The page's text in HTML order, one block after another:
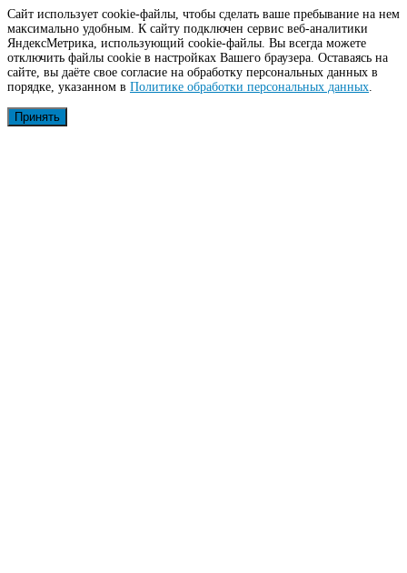
Сайт использует cookie-файлы, чтобы сделать ваше пребывание на нем
максимально удобным. К cайту подключен сервис веб-аналитики
ЯндексМетрика, использующий cookie-файлы. Вы всегда можете
отключить файлы cookie в настройках Вашего браузера. Оставаясь на
сайте, вы даёте свое согласие на обработку персональных данных в
порядке, указанном в Политике обработки персональных данных
Принять